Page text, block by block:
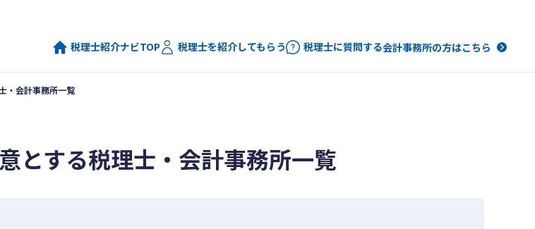
税理士紹介ナビTOP 税理士を紹介してもらう 税理士に質問する会計事務所の方はこちら
・会計事務所一覧
とする税理士・会計事務所一覧